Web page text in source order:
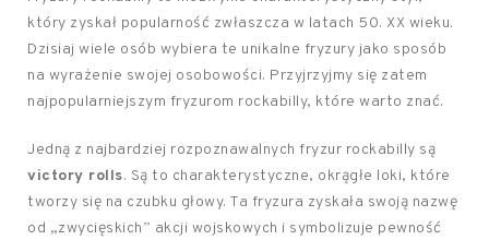
który zyskał popularność zwłaszcza w latach 50. XX wieku.
Dzisiaj wiele osób wybiera te unikalne fryzury jako sposób
na wyrażenie swojej osobowości. Przyjrzyjmy się zatem
najpopularniejszym fryzurom rockabilly, które warto znać.
Jedną z najbardziej rozpoznawalnych fryzur rockabilly są
victory rolls. Są to charakterystyczne, okrągłe loki, które
tworzy się na czubku głowy. Ta fryzura zyskała swoją nazwę
od „zwycięskich” akcji wojskowych i symbolizuje pewność